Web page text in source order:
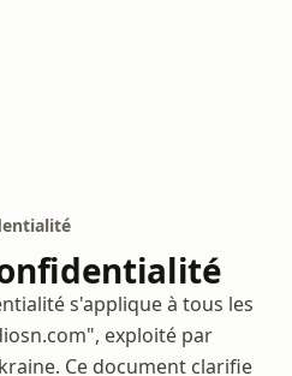
s'applique à tous les
exploité par
Ce document clarifie